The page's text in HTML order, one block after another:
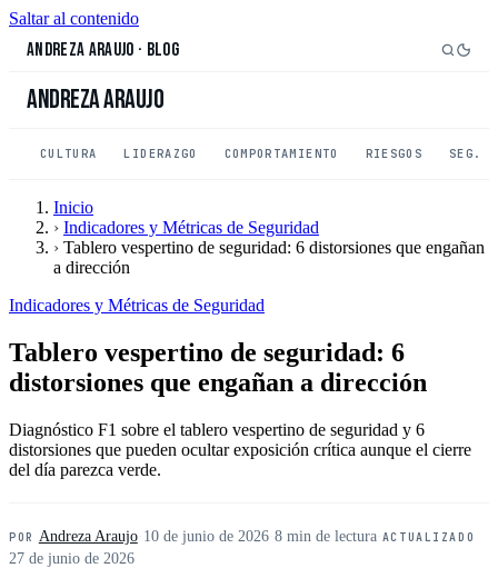
Saltar al contenido
Andreza Araujo · Blog
Andreza Araujo
CULTURA LIDERAZGO COMPORTAMIENTO RIESGOS SEG.
Inicio
› Indicadores y Métricas de Seguridad
› Tablero vespertino de seguridad: 6 distorsiones que engañan
a dirección
Indicadores y Métricas de Seguridad
Tablero vespertino de seguridad: 6
distorsiones que engañan a dirección
Diagnóstico F1 sobre el tablero vespertino de seguridad y 6
distorsiones que pueden ocultar exposición crítica aunque el cierre
del día parezca verde.
POR Andreza Araujo· 10 de junio de 2026· 8 min de lectura· ACTUALIZADO
27 de junio de 2026